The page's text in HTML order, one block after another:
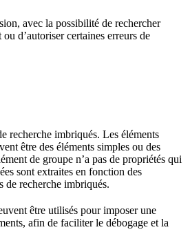
avec la possibilité de rechercher
d’autoriser certaines erreurs de
recherche imbriqués. Les éléments
être des éléments simples ou des
de groupe n’a pas de propriétés qui
sont extraites en fonction des
de recherche imbriqués.
être utilisés pour imposer une
afin de faciliter le débogage et la